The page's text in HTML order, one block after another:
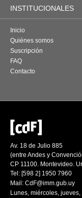
INSTITUCIONALES
Inicio
Quiénes somos
Suscripción
FAQ
Contacto
Av. 18 de Julio 885
(entre Andes y
CP 11100. Montevideo.
Tel: [598 2] 1950 7960
Mail: CdF@imm.gub.uy
Lunes, miércoles,